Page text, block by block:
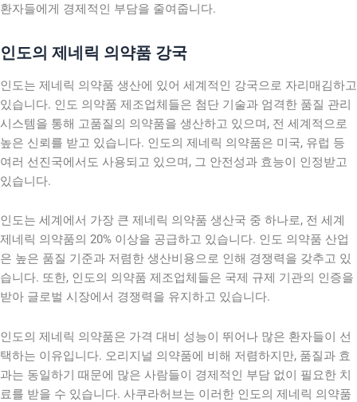
환자들에게 경제적인 부담을 줄여줍니다.
인도의 제네릭 의약품 강국
인도는 제네릭 의약품 생산에 있어 세계적인 강국으로 자리매김하고
있습니다. 인도 의약품 제조업체들은 첨단 기술과 엄격한 품질 관리
시스템을 통해 고품질의 의약품을 생산하고 있으며, 전 세계적으로
높은 신뢰를 받고 있습니다. 인도의 제네릭 의약품은 미국, 유럽 등
여러 선진국에서도 사용되고 있으며, 그 안전성과 효능이 인정받고
있습니다.
인도는 세계에서 가장 큰 제네릭 의약품 생산국 중 하나로, 전 세계
제네릭 의약품의 20% 이상을 공급하고 있습니다. 인도 의약품 산업
은 높은 품질 기준과 저렴한 생산비용으로 인해 경쟁력을 갖추고 있
습니다. 또한, 인도의 의약품 제조업체들은 국제 규제 기관의 인증을
받아 글로벌 시장에서 경쟁력을 유지하고 있습니다.
인도의 제네릭 의약품은 가격 대비 성능이 뛰어나 많은 환자들이 선
택하는 이유입니다. 오리지널 의약품에 비해 저렴하지만, 품질과 효
과는 동일하기 때문에 많은 사람들이 경제적인 부담 없이 필요한 치
료를 받을 수 있습니다. 사쿠라허브는 이러한 인도의 제네릭 의약품